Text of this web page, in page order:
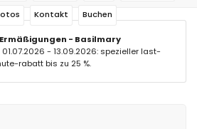
Kontakt Buchen
- Basilmary
- 13.09.2026: spezieller last-
rabatt bis zu 25 %.